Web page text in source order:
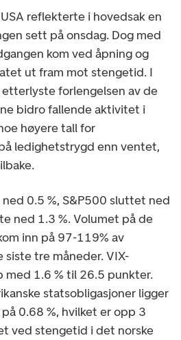
reflekterte i hovedsak en
sett på onsdag. Dog med
kom ved åpning og
ut fram mot stengetid. I
forlengelsen av de
bidro fallende aktivitet i
høyere tall for
ledighetstrygd enn ventet,
0.5 %, S&P500 sluttet ned
ned 1.3 %. Volumet på de
inn på 97-119% av
tre måneder. VIX-
med 1.6 % til 26.5 punkter.
statsobligasjoner ligger
0.68 %, hvilket er opp 3
ved stengetid i det norske